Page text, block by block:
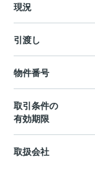
現況
引渡し
物件番号
取引条件の
有効期限
取扱会社